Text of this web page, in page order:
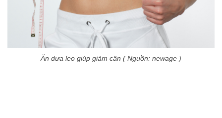
Ăn dưa leo giúp giảm cân ( Nguồn: newage )